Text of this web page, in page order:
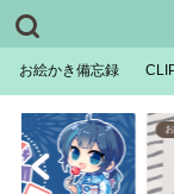
お絵かき備忘録